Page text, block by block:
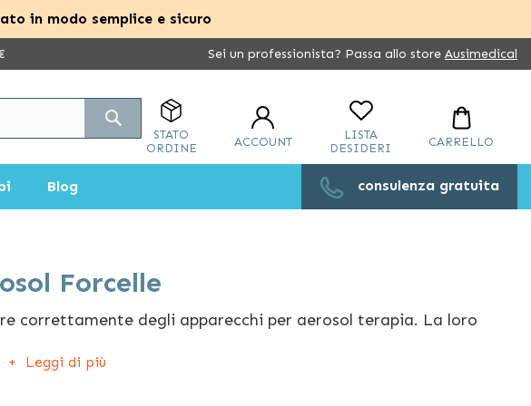
in modo semplice e sicuro
Sei un professionista? Passa allo store Ausimedical
STATO
ORDINE
ACCOUNT
LISTA
DESIDERI
CARRELLO
Blog consulenza gratuita
Forcelle
correttamente degli apparecchi per aerosol terapia. La loro
di usare nel migliore dei modi il dispositivo per il
Leggi di più